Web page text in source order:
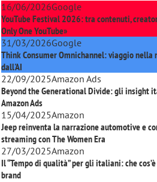
16/06/2026Google
YouTube Festival 2026: tra contenuti,
Only One YouTube»
31/03/2026Google
Think Consumer Omnichannel: viaggio nella
dall'AI
22/09/2025Amazon Ads
Beyond the Generational Divide: gli insight
Amazon Ads
15/04/2025Amazon
Jeep reinventa la narrazione automotive e
streaming conThe Women Era
27/03/2025Amazon
Il “Tempo di qualità” per gli italiani: che
brand